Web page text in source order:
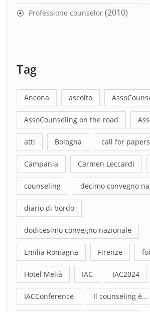
Professione counselor (2010)
Tag
Ancona ascolto
AssoCounseling on the road
atti Bologna call for papers
Campania Carmen Leccardi
counseling decimo convegno
diario di bordo
dodicesimo convegno nazionale
Emilia Romagna Firenze
Hotel Melià IAC IAC2024
IACConference Il counseling è...